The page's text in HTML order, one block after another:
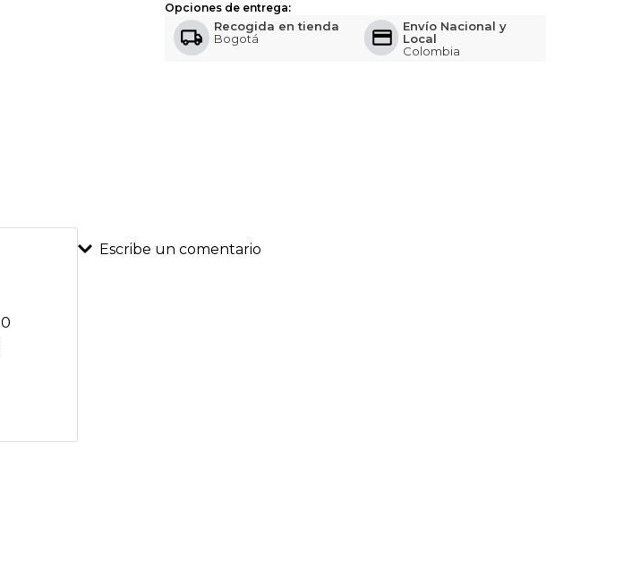
Opciones de entrega:
Recogida en tienda
Bogotá
Envío Nacional y
Local
Colombia
0
Escribe un comentario